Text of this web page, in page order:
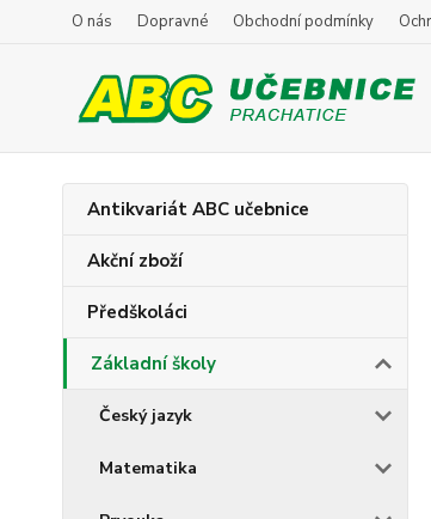
O nás Dopravné Obchodní podmínky
Antikvariát ABC učebnice
Akční zboží
Předškoláci
Základní školy
Český jazyk
Matematika